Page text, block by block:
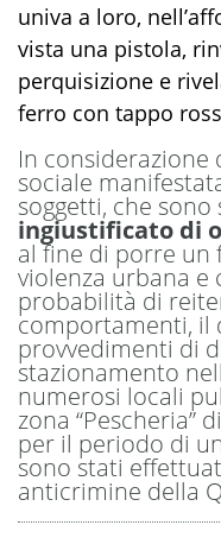
univa a loro,
vista una pistola,
perquisizione e
ferro con tappo
In
sociale
soggetti, che sono
ingiustificato di
al fine di porre un
violenza urbana e
probabilità di
comportamenti, il
provvedimenti di
stazionamento
numerosi locali
zona “Pescheria”
per il periodo di
sono stati
anticrimine della